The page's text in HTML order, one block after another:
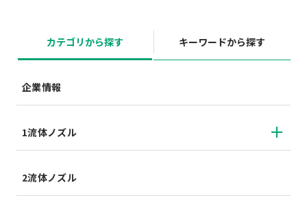
カテゴリから探す キーワードから探す
企業情報
1流体ノズル
2流体ノズル